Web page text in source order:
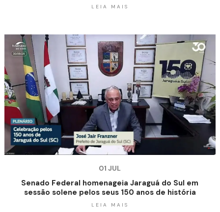
LEIA MAIS
01 JUL
Senado Federal homenageia Jaraguá do Sul em
sessão solene pelos seus 150 anos de história
LEIA MAIS